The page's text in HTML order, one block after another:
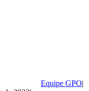
Equipe GPO